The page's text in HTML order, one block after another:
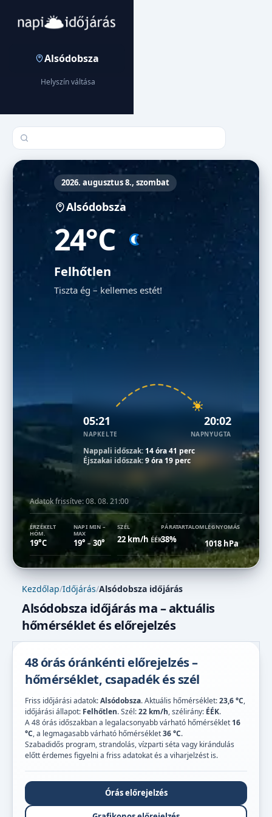
Alsódobsza
Helyszín váltása
Település keresése
2026. augusztus 8., szombat
Alsódobsza
24°C
Felhőtlen
Tiszta ég – kellemes estét!
05:21
NAPKELTE
20:02
NAPNYUGTA
Nappali időszak:14 óra 41 perc
Éjszakai időszak:9 óra 19 perc
Adatok frissítve:08. 08. 21:00
ÉRZÉKELT
HŐM.
19°C
NAPI MIN –
MAX
19° –30°
SZÉL
22 km/h ÉÉK
PÁRATARTALOM
38%
LÉGNYOMÁS
1018 hPa
Kezdőlap/Időjárás/Alsódobsza időjárás
Alsódobsza időjárás ma – aktuális
hőmérséklet és előrejelzés
48 órás óránkénti előrejelzés –
hőmérséklet, csapadék és szél
Friss időjárási adatok:Alsódobsza. Aktuális hőmérséklet:23,6 °C,
időjárási állapot: Felhőtlen. Szél:22 km/h, szélirány: ÉÉK.
A 48 órás időszakban a legalacsonyabb várható hőmérséklet 16
°C, a legmagasabb várható hőmérséklet36 °C.
Szabadidős program, strandolás, vízparti séta vagy kirándulás
előtt érdemes figyelni a friss adatokat és a viharjelzést is.
Órás előrejelzés